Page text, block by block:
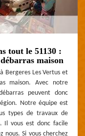
tout le 51130 :
maison
Bergeres Les Vertus et
maison. Avec notre
peuvent donc
Notre équipe est
types de travaux de
Il vous est donc facile
nous. Si vous cherchez